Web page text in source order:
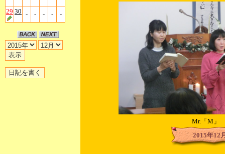
29 30 - - - - -
Mr.「M」
2015年12